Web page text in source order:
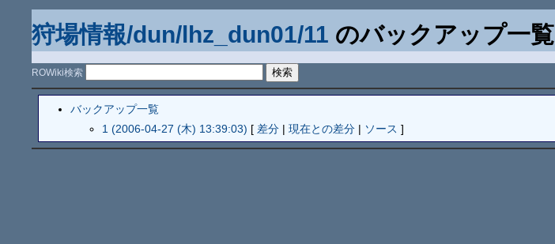
狩場情報/dun/lhz_dun01/11 のバックアップ一覧
ROWiki検索
バックアップ一覧
1 (2006-04-27 (木) 13:39:03) [ 差分| 現在との差分| ソース ]